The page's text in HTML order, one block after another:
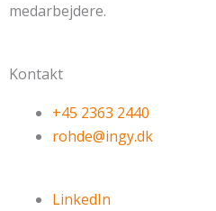
medarbejdere.
Kontakt
+45 2363 2440
rohde@ingy.dk
LinkedIn